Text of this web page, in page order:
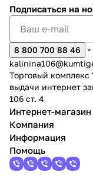
Подписаться на
8 800 700 88 46
Торговый
выдачи интернет
106 ст. 4
Интернет-магазин
Компания
Информация
Помощь